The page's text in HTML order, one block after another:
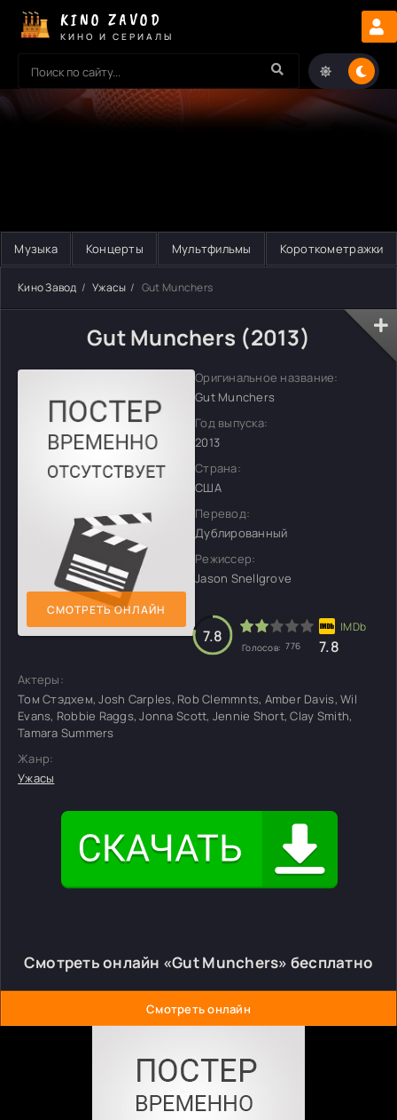
KINO ZAVOD
КИНО И СЕРИАЛЫ
Музыка Концерты Мультфильмы Короткометражки
Кино Завод Ужасы Gut Munchers
Gut Munchers (2013)
СМОТРЕТЬ ОНЛАЙН
Оригинальное название:
Gut Munchers
Год выпуска:
2013
Страна:
США
Перевод:
Дублированный
Режиссер:
Jason Snellgrove
7.8
Голосов: 776 7.8
Актеры:
Том Стэдхем, Josh Carples, Rob Clemmnts, Amber Davis, Wil
Evans, Robbie Raggs, Jonna Scott, Jennie Short, Clay Smith,
Tamara Summers
Жанр:
Ужасы
Смотреть онлайн «Gut Munchers» бесплатно
Смотреть онлайн